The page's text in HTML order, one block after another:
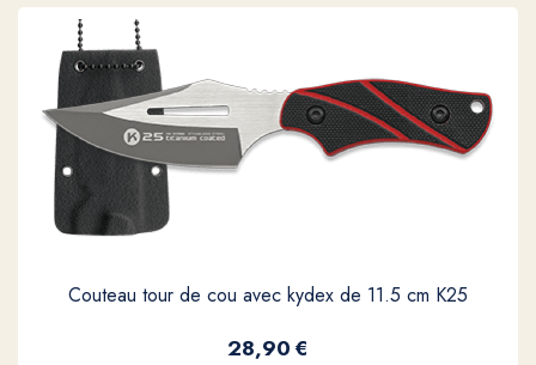
Couteau tour de cou avec kydex de 11.5 cm K25
28,90€